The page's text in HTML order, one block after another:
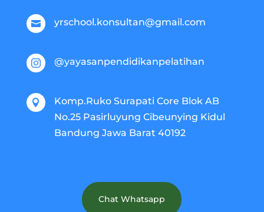
 yrschool.konsultan@gmail.com
 @yayasanpendidikanpelatihan

Komp.Ruko Surapati Core Blok AB
No.25 Pasirluyung Cibeunying Kidul
Bandung Jawa Barat 40192
Chat Whatsapp